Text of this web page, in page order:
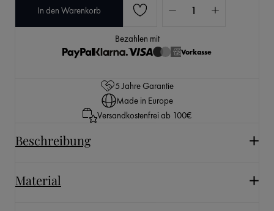
In den Warenkorb
Bezahlen mit
Vorkasse
5 Jahre Garantie
Made in Europe
Versandkostenfrei ab 100€
Beschreibung
Material